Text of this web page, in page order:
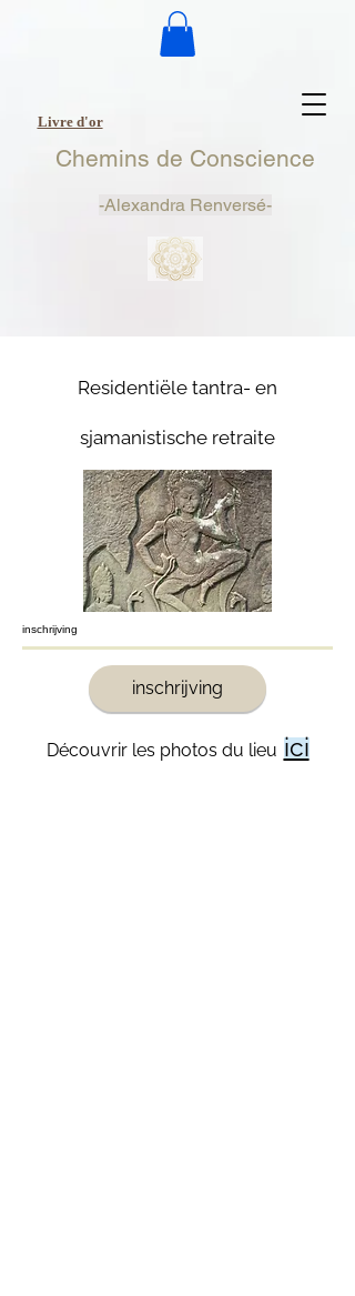
Chemins de Conscience
-Alexandra Renversé-
Livre d'or
Residentiële tantra- en
sjamanistische retraite
inschrijving
inschrijving
Découvrir les photos du lieu ici